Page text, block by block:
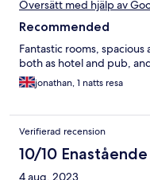
Översätt med hjälp av
Recommended
Fantastic rooms,
both as hotel and pub,
jonathan, 1 natts resa
Verifierad recension
10/10 Enastående
4 aug. 2023